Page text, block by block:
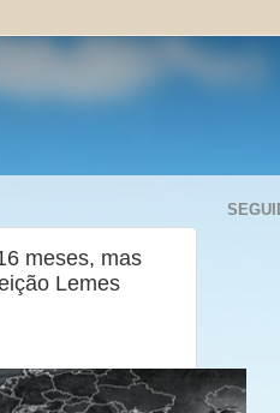
meses, mas
Lemes